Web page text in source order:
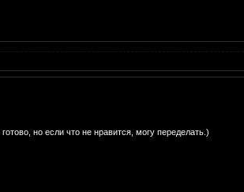
но если что не нравится, могу переделать.)